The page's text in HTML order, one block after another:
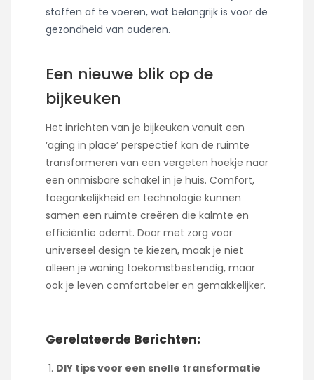
stoffen af te voeren, wat belangrijk is voor de
gezondheid van ouderen.
Een nieuwe blik op de
bijkeuken
Het inrichten van je bijkeuken vanuit een
‘aging in place’ perspectief kan de ruimte
transformeren van een vergeten hoekje naar
een onmisbare schakel in je huis. Comfort,
toegankelijkheid en technologie kunnen
samen een ruimte creëren die kalmte en
efficiëntie ademt. Door met zorg voor
universeel design te kiezen, maak je niet
alleen je woning toekomstbestendig, maar
ook je leven comfortabeler en gemakkelijker.
Gerelateerde Berichten:
DIY tips voor een snelle transformatie